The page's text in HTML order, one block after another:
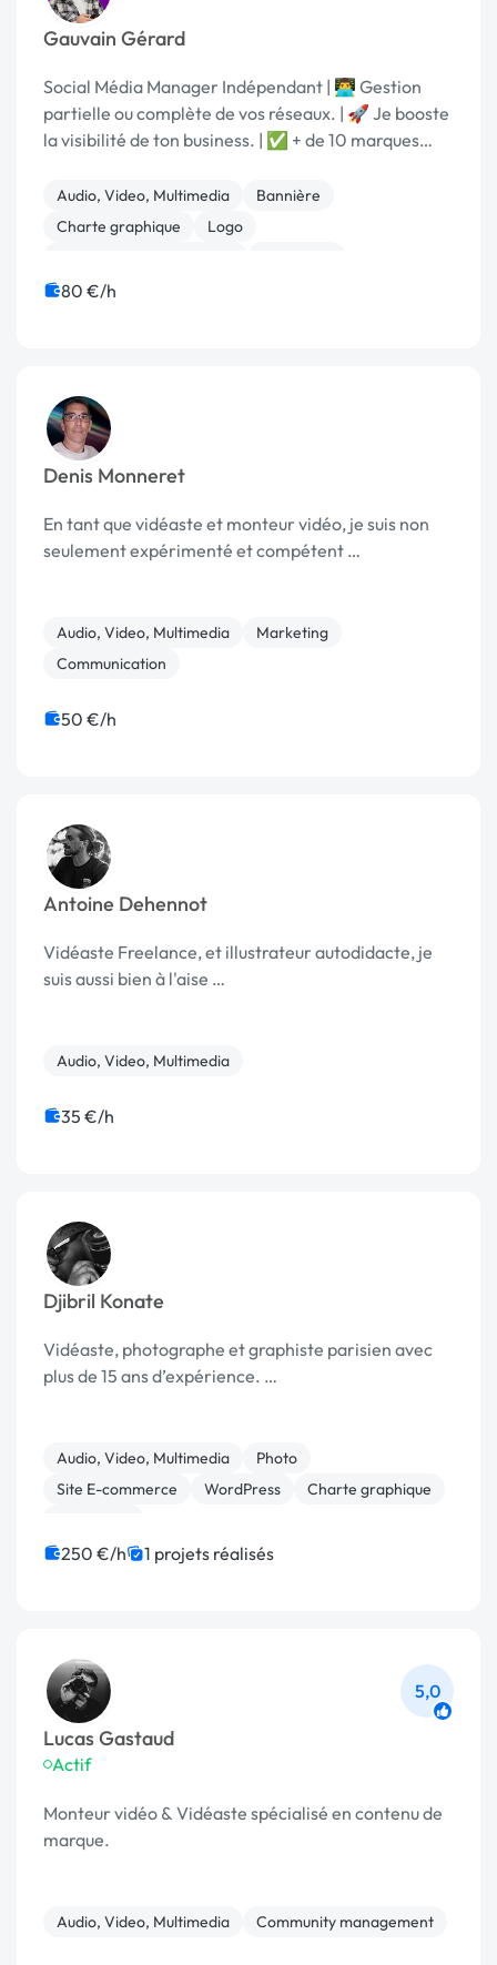
Gauvain Gérard
Social Média Manager Indépendant | 👨‍💻 Gestion
partielle ou complète de vos réseaux. | 🚀 Je booste
la visibilité de ton business. | ✅ + de 10 marques
Audio, Video, Multimedia
Bannière
Charte graphique
Logo
Communication
80 €/h
Denis Monneret
En tant que vidéaste et monteur vidéo, je suis non
seulement expérimenté et compétent …
Audio, Video, Multimedia
Marketing
Communication
50 €/h
Antoine Dehennot
Vidéaste Freelance, et illustrateur autodidacte, je
suis aussi bien à l'aise …
Audio, Video, Multimedia
35 €/h
Djibril Konate
Vidéaste, photographe et graphiste parisien avec
plus de 15 ans d’expérience. …
Audio, Video, Multimedia
Photo
Site E-commerce
WordPress
Charte graphique
250 €/h 1 projets réalisés
Lucas Gastaud
Actif
5,0
Monteur vidéo & Vidéaste spécialisé en contenu de
marque.
Audio, Video, Multimedia Community management